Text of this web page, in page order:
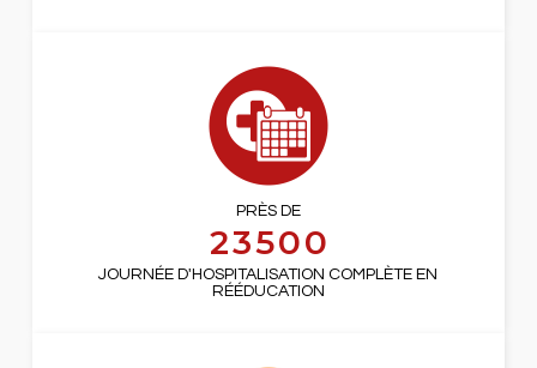
PRÈS DE
23500
JOURNÉE D'HOSPITALISATION COMPLÈTE EN
RÉÉDUCATION